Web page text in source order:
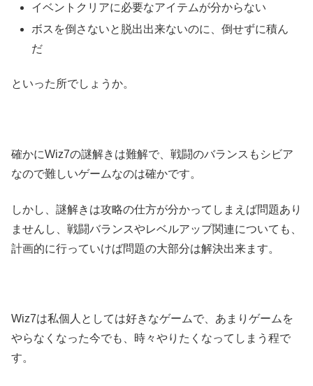
イベントクリアに必要なアイテムが分からない
ボスを倒さないと脱出出来ないのに、倒せずに積ん
だ
といった所でしょうか。
確かにWiz7の謎解きは難解で、戦闘のバランスもシビア
なので難しいゲームなのは確かです。
しかし、謎解きは攻略の仕方が分かってしまえば問題あり
ませんし、戦闘バランスやレベルアップ関連についても、
計画的に行っていけば問題の大部分は解決出来ます。
Wiz7は私個人としては好きなゲームで、あまりゲームを
やらなくなった今でも、時々やりたくなってしまう程で
す。